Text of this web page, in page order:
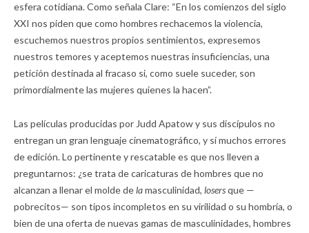
esfera cotidiana. Como señala Clare: “En los comienzos del siglo
XXI nos piden que como hombres rechacemos la violencia,
escuchemos nuestros propios sentimientos, expresemos
nuestros temores y aceptemos nuestras insuficiencias, una
petición destinada al fracaso si, como suele suceder, son
primordialmente las mujeres quienes la hacen”.
Las películas producidas por Judd Apatow y sus discípulos no
entregan un gran lenguaje cinematográfico, y sí muchos errores
de edición. Lo pertinente y rescatable es que nos lleven a
preguntarnos: ¿se trata de caricaturas de hombres que no
alcanzan a llenar el molde delamasculinidad, losersque —
pobrecitos— son tipos incompletos en su virilidad o su hombría, o
bien de una oferta de nuevas gamas de masculinidades, hombres